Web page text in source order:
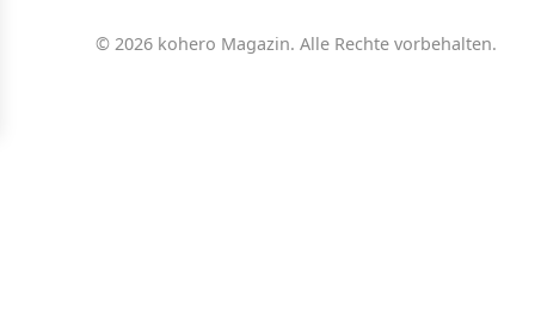
© 2026 kohero Magazin. Alle Rechte vorbehalten.